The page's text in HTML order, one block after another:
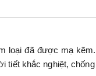
đã được mạ
khắc nghiệt,